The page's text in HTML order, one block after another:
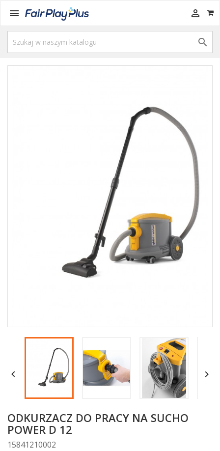
 

 
ODKURZACZ DO PRACY NA SUCHO
POWER D 12
15841210002